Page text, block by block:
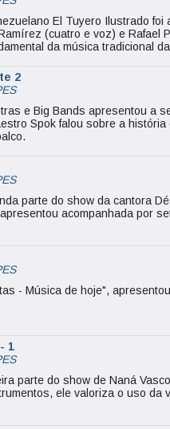
El Tuyero Ilustrado
(cuatro e voz) e Rafael
da música tradicional
2
e Big Bands apresentou a
Spok falou sobre a
parte do show da cantora
acompanhada por
- Música de hoje",
1
parte do show de Naná
ele valoriza o uso da